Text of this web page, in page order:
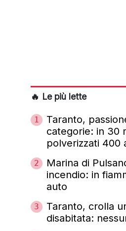
🔥 Le più lette
1
Taranto,
categorie: in 30
polverizzati 400
2
Marina di
incendio: in
auto
3
Taranto, crolla
disabitata: